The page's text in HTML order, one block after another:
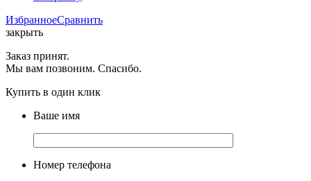
ИзбранноеСравнить
закрыть
Заказ принят.
Мы вам позвоним. Спасибо.
Купить в один клик
Ваше имя
Номер телефона